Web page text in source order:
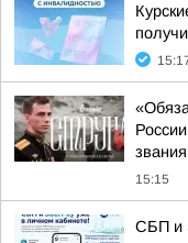
звания
15:15
СБП и